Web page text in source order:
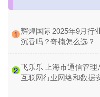
1 辉煌国际 2025年9月行
沉香吗？奇楠怎么选？
2 飞乐乐 上海市通信管
互联网行业网络和数据